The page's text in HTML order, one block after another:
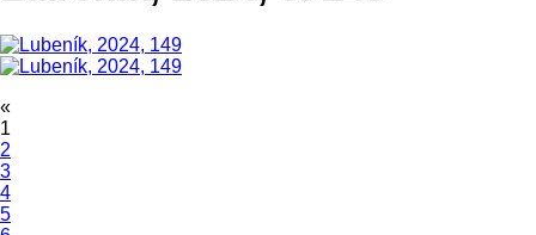
«
1
2
3
4
5